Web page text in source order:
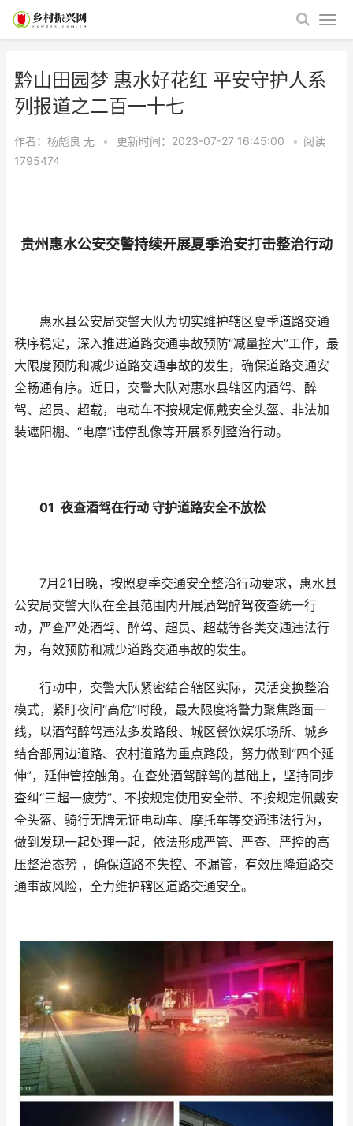
黔山田园梦 惠水好花红 平安守护人系
列报道之二百一十七
作者：杨彪良 无 • 更新时间：2023-07-27 16:45:00 • 阅读
1795474
贵州惠水公安交警持续开展夏季治安打击整治行动
惠水县公安局交警大队为切实维护辖区夏季道路交通
秩序稳定，深入推进道路交通事故预防“减量控大”工作，最
大限度预防和减少道路交通事故的发生，确保道路交通安
全畅通有序。近日，交警大队对惠水县辖区内酒驾、醉
驾、超员、超载，电动车不按规定佩戴安全头盔、非法加
装遮阳棚、“电摩”违停乱像等开展系列整治行动。
01 夜查酒驾在行动 守护道路安全不放松
7月21日晚，按照夏季交通安全整治行动要求，惠水县
公安局交警大队在全县范围内开展酒驾醉驾夜查统一行
动，严查严处酒驾、醉驾、超员、超载等各类交通违法行
为，有效预防和减少道路交通事故的发生。
行动中，交警大队紧密结合辖区实际，灵活变换整治
模式，紧盯夜间“高危”时段，最大限度将警力聚焦路面一
线，以酒驾醉驾违法多发路段、城区餐饮娱乐场所、城乡
结合部周边道路、农村道路为重点路段，努力做到“四个延
伸”，延伸管控触角。在查处酒驾醉驾的基础上，坚持同步
查纠“三超一疲劳”、不按规定使用安全带、不按规定佩戴安
全头盔、骑行无牌无证电动车、摩托车等交通违法行为，
做到发现一起处理一起，依法形成严管、严查、严控的高
压整治态势 ，确保道路不失控、不漏管，有效压降道路交
通事故风险，全力维护辖区道路交通安全。